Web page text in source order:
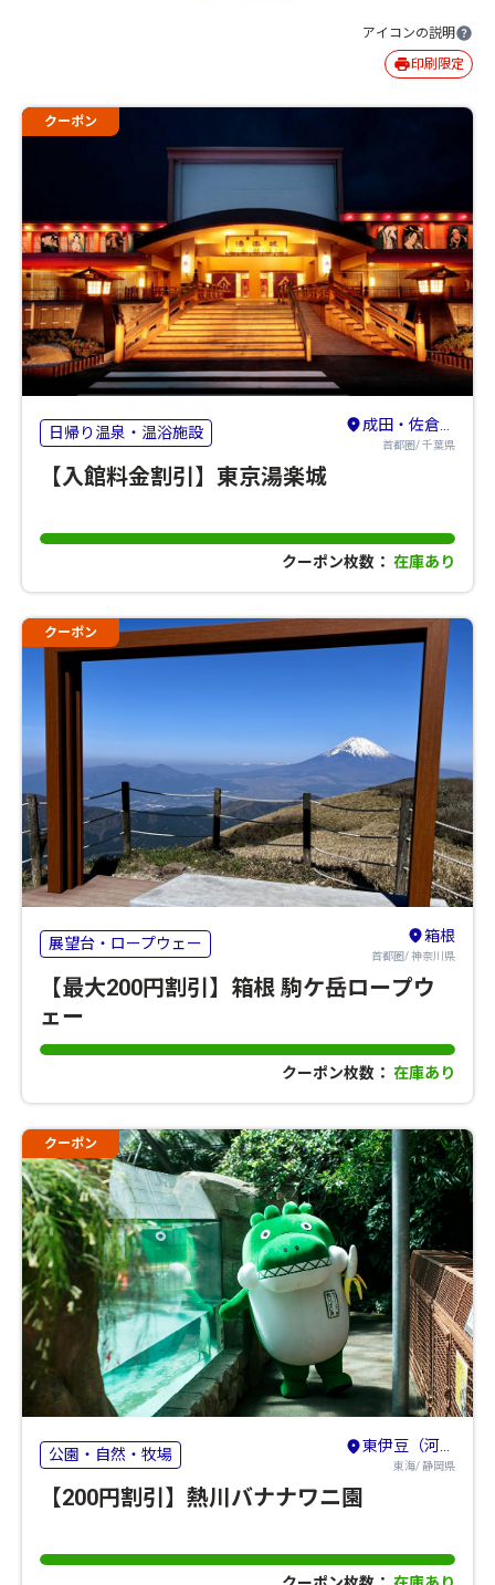
アイコンの説明
印刷限定
クーポン
日帰り温泉・温浴施設 成田・佐倉・八街
首都圏/ 千葉県
【入館料金割引】東京湯楽城
クーポン枚数： 在庫あり
クーポン
展望台・ロープウェー 箱根
首都圏/ 神奈川県
【最大200円割引】箱根 駒ケ岳ロープウ
ェー
クーポン枚数： 在庫あり
クーポン
公園・自然・牧場 東伊豆（河津・熱川・稲取・北川）
東海/ 静岡県
【200円割引】熱川バナナワニ園